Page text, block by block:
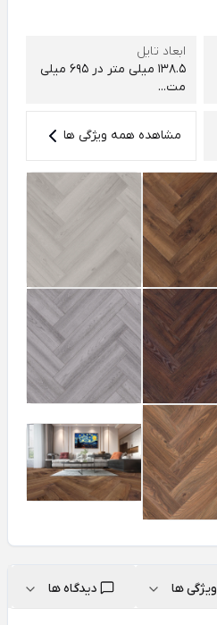
ابعاد تایل
138.5 میلی متر در 695 میلی
مت...
مشاهده همه ویژگی ها
ویژگی ها دیدگاه ها